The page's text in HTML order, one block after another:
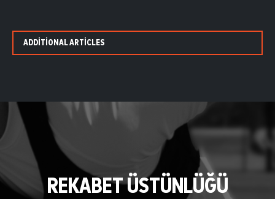
ADDITIONAL ARTICLES
REKABET ÜSTÜNLÜĞÜ